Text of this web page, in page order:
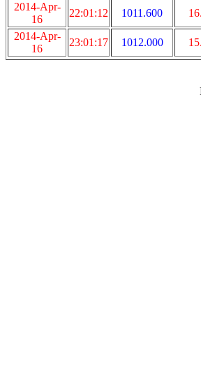
2014-Apr-
16
22:01:12 1011.600
2014-Apr-
16
23:01:17 1012.000